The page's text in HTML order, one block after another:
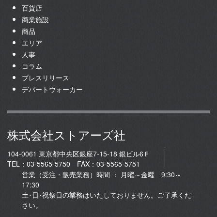
百貨店
商業施設
商品
エリア
人事
コラム
プレスリリース
デパートウォーカー
株式会社ストアーズ社
104-0061 東京都中央区銀座7-15-18 銀ビル6Ｆ
TEL：03-5565-5750 FAX：03-5565-5751
営業（受注・販売業務）時間 ： 月曜～金曜 9:30～
17:30
土･日･祝祭日の業務はいたしておりません。ご了承くだ
さい。